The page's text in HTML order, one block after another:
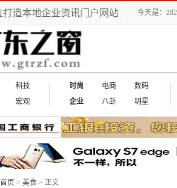
打造本地企业资讯门户网站 今天是：
科技
宏观
时尚 电商
数码
企业
八卦 明星
页 > 美食 > 正文